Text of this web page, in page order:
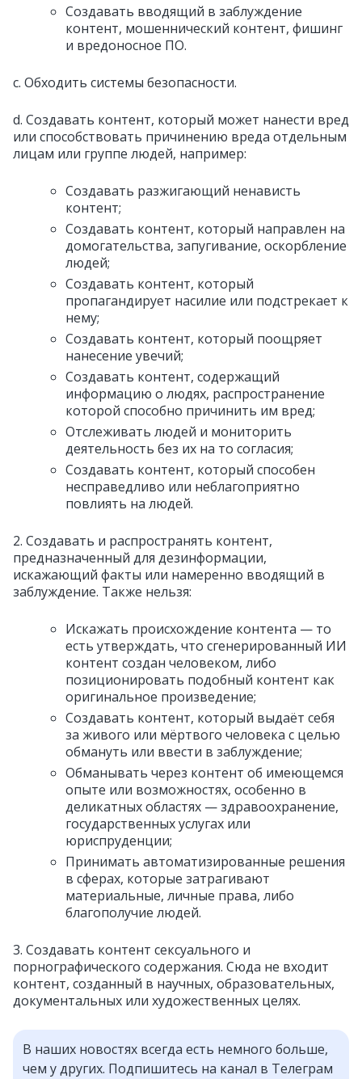
Создавать вводящий в заблуждение
контент, мошеннический контент, фишинг
и вредоносное ПО.
c. Обходить системы безопасности.
d. Создавать контент, который может нанести вред
или способствовать причинению вреда отдельным
лицам или группе людей, например:
Создавать разжигающий ненависть
контент;
Создавать контент, который направлен на
домогательства, запугивание, оскорбление
людей;
Создавать контент, который
пропагандирует насилие или подстрекает к
нему;
Создавать контент, который поощряет
нанесение увечий;
Создавать контент, содержащий
информацию о людях, распространение
которой способно причинить им вред;
Отслеживать людей и мониторить
деятельность без их на то согласия;
Создавать контент, который способен
несправедливо или неблагоприятно
повлиять на людей.
2. Создавать и распространять контент,
предназначенный для дезинформации,
искажающий факты или намеренно вводящий в
заблуждение. Также нельзя:
Искажать происхождение контента — то
есть утверждать, что сгенерированный ИИ
контент создан человеком, либо
позиционировать подобный контент как
оригинальное произведение;
Создавать контент, который выдаёт себя
за живого или мёртвого человека с целью
обмануть или ввести в заблуждение;
Обманывать через контент об имеющемся
опыте или возможностях, особенно в
деликатных областях — здравоохранение,
государственных услугах или
юриспруденции;
Принимать автоматизированные решения
в сферах, которые затрагивают
материальные, личные права, либо
благополучие людей.
3. Создавать контент сексуального и
порнографического содержания. Сюда не входит
контент, созданный в научных, образовательных,
документальных или художественных целях.
В наших новостях всегда есть немного больше,
чем у других. Подпишитесь на канал в Телеграм